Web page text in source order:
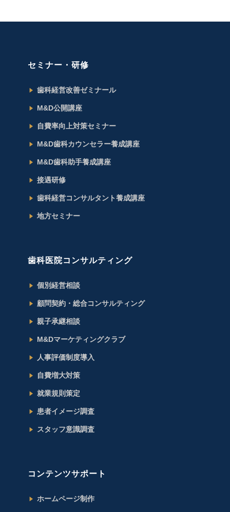
セミナー・研修
歯科経営改善ゼミナール
M&D公開講座
自費率向上対策セミナー
M&D歯科カウンセラー養成講座
M&D歯科助手養成講座
接遇研修
歯科経営コンサルタント養成講座
地方セミナー
歯科医院コンサルティング
個別経営相談
顧問契約・総合コンサルティング
親子承継相談
M&Dマーケティングクラブ
人事評価制度導入
自費増大対策
就業規則策定
患者イメージ調査
スタッフ意識調査
コンテンツサポート
ホームページ制作